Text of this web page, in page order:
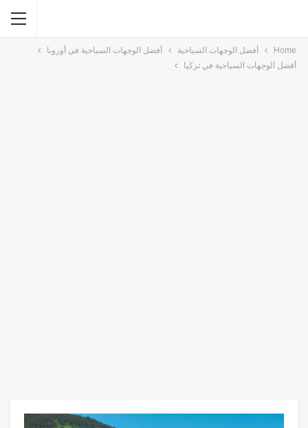
Home أفضل الوجهات السياحية
أفضل الوجهات السياحية في أوروبا
أفضل الوجهات السياحية في تركيا